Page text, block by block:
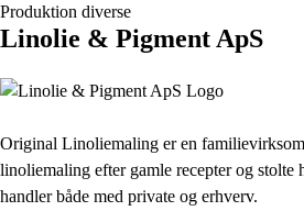
Produktion diverse
Linolie & Pigment ApS
Original Linoliemaling er en
linoliemaling efter gamle recepter og stolte
handler både med private og erhverv.